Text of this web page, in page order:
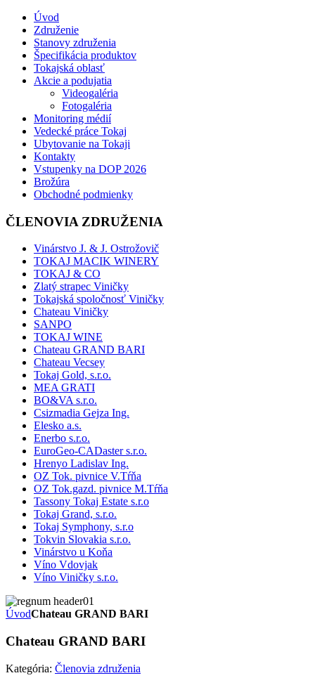
Úvod
Združenie
Stanovy združenia
Špecifikácia produktov
Tokajská oblasť
Akcie a podujatia
Videogaléria
Fotogaléria
Monitoring médií
Vedecké práce Tokaj
Ubytovanie na Tokaji
Kontakty
Vstupenky na DOP 2026
Brožúra
Obchodné podmienky
ČLENOVIA ZDRUŽENIA
Vinárstvo J. & J. Ostrožovič
TOKAJ MACIK WINERY
TOKAJ & CO
Zlatý strapec Viničky
Tokajská spoločnosť Viničky
Chateau Viničky
SANPO
TOKAJ WINE
Chateau GRAND BARI
Chateau Vecsey
Tokaj Gold, s.r.o.
MEA GRATI
BO&VA s.r.o.
Csizmadia Gejza Ing.
Elesko a.s.
Enerbo s.r.o.
EuroGeo-CADaster s.r.o.
Hrenyo Ladislav Ing.
OZ Tok. pivnice V.Tŕňa
OZ Tok.gazd. pivnice M.Tŕňa
Tassony Tokaj Estate s.r.o
Tokaj Grand, s.r.o.
Tokaj Symphony, s.r.o
Tokvin Slovakia s.r.o.
Vinárstvo u Koňa
Víno Vdovjak
Víno Viničky s.r.o.
ÚvodChateau GRAND BARI
Chateau GRAND BARI
Kategória: Členovia združenia